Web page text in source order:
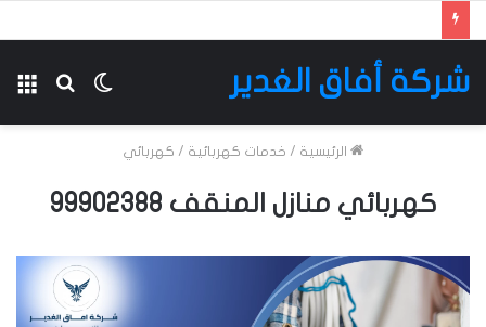
بحث
الوضع
شركة أفاق الغدير
الرئيسية / خدمات كهربائية / كهربائي
كهربائي منازل المنقف 99902388